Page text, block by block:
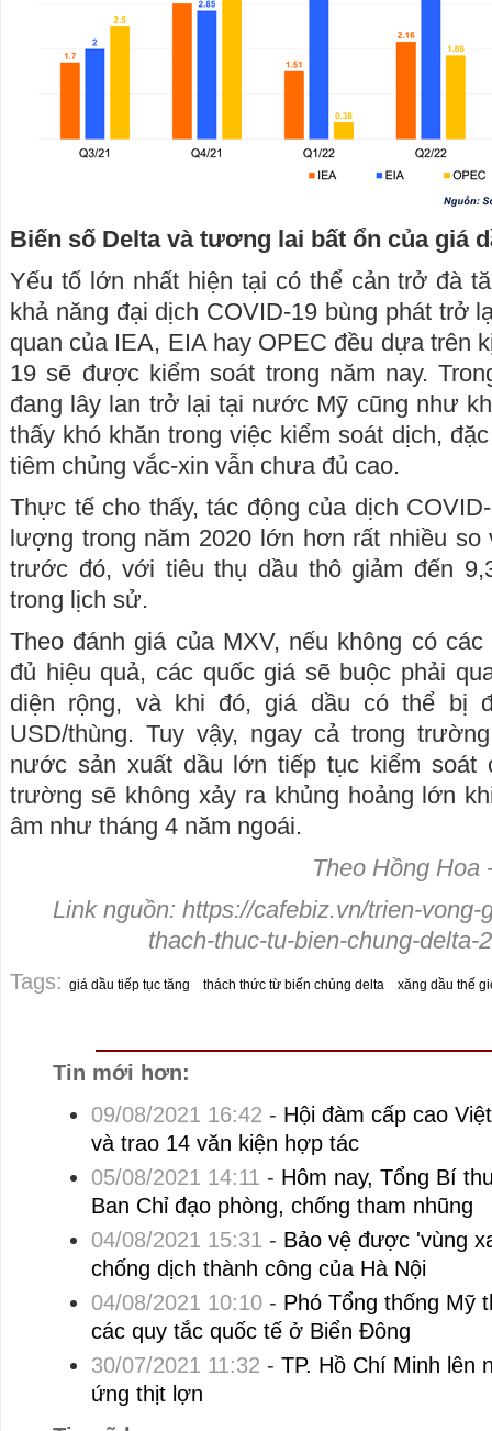
Biến số Delta và tương lai bất ổn của giá
Yếu tố lớn nhất hiện tại có thể cản trở đà
khả năng đại dịch COVID-19 bùng phát trở
quan của IEA, EIA hay OPEC đều dựa trên
19 sẽ được kiểm soát trong năm nay.
đang lây lan trở lại tại nước Mỹ cũng như
thấy khó khăn trong việc kiểm soát dịch,
tiêm chủng vắc-xin vẫn chưa đủ cao.
Thực tế cho thấy, tác động của dịch
lượng trong năm 2020 lớn hơn rất nhiều
trước đó, với tiêu thụ dầu thô giảm đến
trong lịch sử.
Theo đánh giá của MXV, nếu không có
đủ hiệu quả, các quốc giá sẽ buộc phải
diện rộng, và khi đó, giá dầu có thể bị
USD/thùng. Tuy vậy, ngay cả trong
nước sản xuất dầu lớn tiếp tục kiểm soát
trường sẽ không xảy ra khủng hoảng lớn
âm như tháng 4 năm ngoái.
Theo Hồng Hoa
Link nguồn: https://cafebiz.vn/trien-vong-
thach-thuc-tu-bien-chung-delta-
Tags: giá dầu tiếp tục tăng thách thức từ biến chủng delta xăng dầu thế
Tin mới hơn:
09/08/2021 16:42 - Hội đàm cấp cao
và trao 14 văn kiện hợp tác
05/08/2021 14:11 - Hôm nay, Tổng Bí
Ban Chỉ đạo phòng, chống tham nhũng
04/08/2021 15:31 - Bảo vệ được 'vùng
chống dịch thành công của Hà Nội
04/08/2021 10:10- Phó Tổng thống Mỹ
các quy tắc quốc tế ở Biển Đông
30/07/2021 11:32 - TP. Hồ Chí Minh lên
ứng thịt lợn